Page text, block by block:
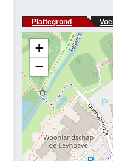
Plattegrond
+
−